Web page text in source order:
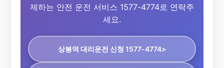
제하는 안전 운전 서비스 1577-4774로 연락주
세요.
상봉역 대리운전 신청 1577-4774>